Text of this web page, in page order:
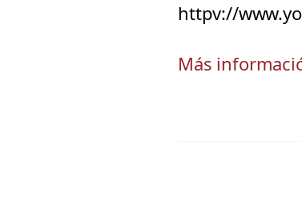
httpv://
Más